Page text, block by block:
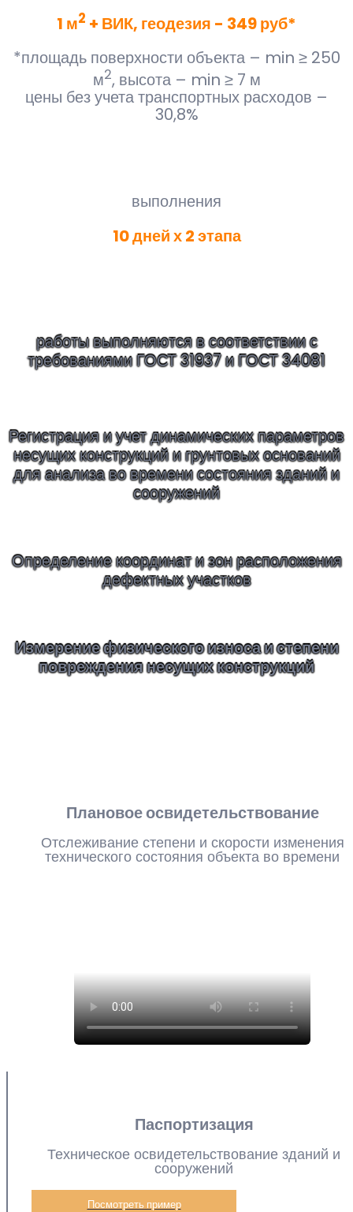
1 м2 + ВИК, геодезия - 349 руб*
*площадь поверхности объекта – min ≥ 250
м2, высота – min ≥ 7 м
цены без учета транспортных расходов –
30,8%
выполнения
10 дней х 2 этапа
работы выполняются в соответствии с
требованиями ГОСТ 31937 и ГОСТ 34081
Регистрация и учет динамических параметров
несущих конструкций и грунтовых оснований
для анализа во времени состояния зданий и
сооружений
Определение координат и зон расположения
дефектных участков
Измерение физического износа и степени
повреждения несущих конструкций
Плановое освидетельствование
Отслеживание степени и скорости изменения
технического состояния объекта во времени
Паспортизация
Техническое освидетельствование зданий и
сооружений
Посмотреть пример